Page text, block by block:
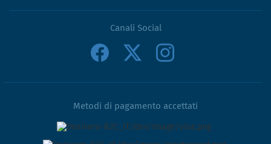
Canali Social
Metodi di pagamento accettati